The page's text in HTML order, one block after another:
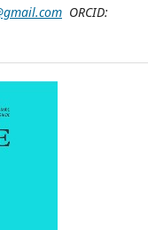
ORCID: